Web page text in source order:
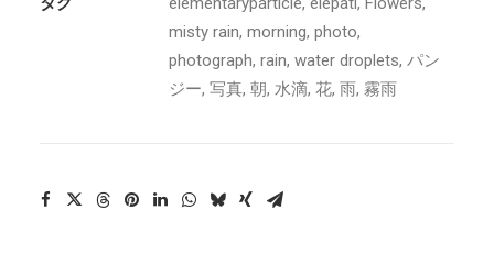
misty rain, morning, photo,
photograph, rain, water droplets, パン
ジー, 写真, 朝, 水滴, 花, 雨, 霧雨